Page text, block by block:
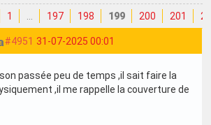
1 197 198 199 200 201
#4951 31-07-2025 00:01
passée peu de temps ,il sait faire la
,il me rappelle la couverture de